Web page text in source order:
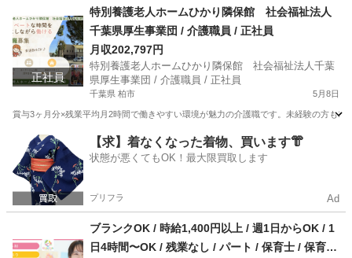
保育士
正社員
特別養護老人ホームひかり隣保館 社会福祉法人
千葉県厚生事業団 / 介護職員 / 正社員
月収202,797円
特別養護老人ホームひかり隣保館 社会福祉法人千葉
県厚生事業団 / 介護職員 / 正社員
千葉県 柏市 5月8日
賞与3ヶ月分×残業平均月2時間で働きやすい環境が魅力の介護職です。未経験の方も
千葉 柏市 介護士
【求】着なくなった着物、買います👘
状態が悪くてもOK！最大限買取します
プリフラ Ad
ブランクOK / 時給1,400円以上 / 週1日からOK / 1
日4時間〜OK / 残業なし / パート / 保育士 / 保育補